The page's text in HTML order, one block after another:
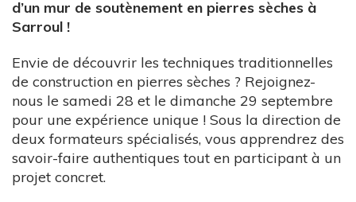
d’un mur de soutènement en pierres sèches à
Sarroul !
Envie de découvrir les techniques traditionnelles
de construction en pierres sèches ? Rejoignez-
nous le samedi 28 et le dimanche 29 septembre
pour une expérience unique ! Sous la direction de
deux formateurs spécialisés, vous apprendrez des
savoir-faire authentiques tout en participant à un
projet concret.